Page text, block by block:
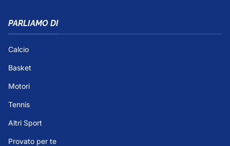
PARLIAMO DI
Calcio
Basket
Motori
Tennis
Altri Sport
Provato per te